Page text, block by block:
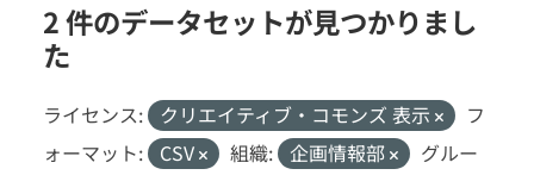
2 件のデータセットが見つかりまし
た
ライセンス: クリエイティブ・コモンズ 表示
フ
ォーマット:
CSV 組織: 企画情報部
グルー